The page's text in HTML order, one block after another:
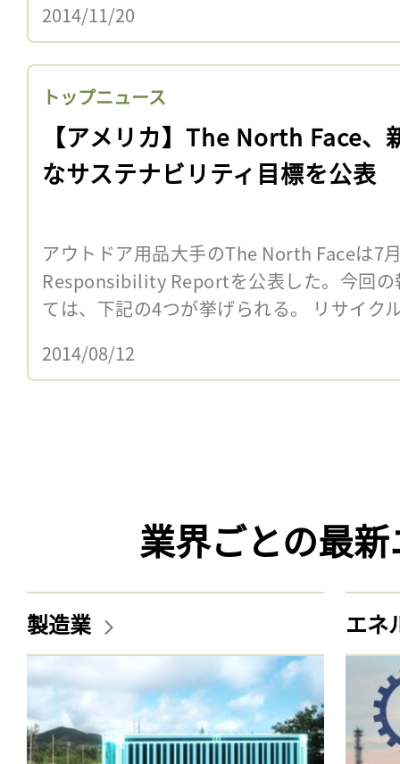
2014/11/20
トップニュース
【アメリカ】The North Face、
なサステナビリティ目標を公表
アウトドア用品大手のThe North Faceは7
Responsibility Reportを公表した。今回の
ては、下記の4つが挙げられる。 リサイ
2014/08/12
業界ごとの最
製造業 エネ